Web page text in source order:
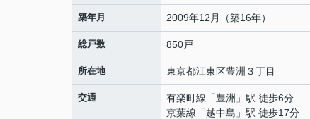
築年月 2009年12月（築16年）
総戸数 850戸
所在地 東京都江東区豊洲 ３丁目
交通 有楽町線 「豊洲 」駅 徒歩6分
京葉線 「越中島 」駅 徒歩17分